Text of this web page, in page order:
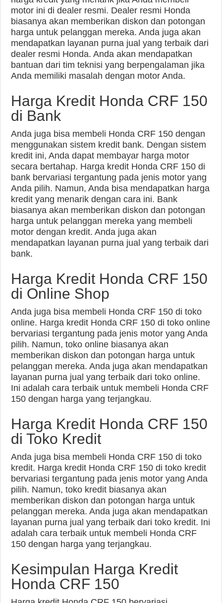
motor ini di dealer resmi. Dealer resmi Honda
biasanya akan memberikan diskon dan potongan
harga untuk pelanggan mereka. Anda juga akan
mendapatkan layanan purna jual yang terbaik dari
dealer resmi Honda. Anda akan mendapatkan
bantuan dari tim teknisi yang berpengalaman jika
Anda memiliki masalah dengan motor Anda.
Harga Kredit Honda CRF 150
di Bank
Anda juga bisa membeli Honda CRF 150 dengan
menggunakan sistem kredit bank. Dengan sistem
kredit ini, Anda dapat membayar harga motor
secara bertahap. Harga kredit Honda CRF 150 di
bank bervariasi tergantung pada jenis motor yang
Anda pilih. Namun, Anda bisa mendapatkan harga
kredit yang menarik dengan cara ini. Bank
biasanya akan memberikan diskon dan potongan
harga untuk pelanggan mereka yang membeli
motor dengan kredit. Anda juga akan
mendapatkan layanan purna jual yang terbaik dari
bank.
Harga Kredit Honda CRF 150
di Online Shop
Anda juga bisa membeli Honda CRF 150 di toko
online. Harga kredit Honda CRF 150 di toko online
bervariasi tergantung pada jenis motor yang Anda
pilih. Namun, toko online biasanya akan
memberikan diskon dan potongan harga untuk
pelanggan mereka. Anda juga akan mendapatkan
layanan purna jual yang terbaik dari toko online.
Ini adalah cara terbaik untuk membeli Honda CRF
150 dengan harga yang terjangkau.
Harga Kredit Honda CRF 150
di Toko Kredit
Anda juga bisa membeli Honda CRF 150 di toko
kredit. Harga kredit Honda CRF 150 di toko kredit
bervariasi tergantung pada jenis motor yang Anda
pilih. Namun, toko kredit biasanya akan
memberikan diskon dan potongan harga untuk
pelanggan mereka. Anda juga akan mendapatkan
layanan purna jual yang terbaik dari toko kredit. Ini
adalah cara terbaik untuk membeli Honda CRF
150 dengan harga yang terjangkau.
Kesimpulan Harga Kredit
Honda CRF 150